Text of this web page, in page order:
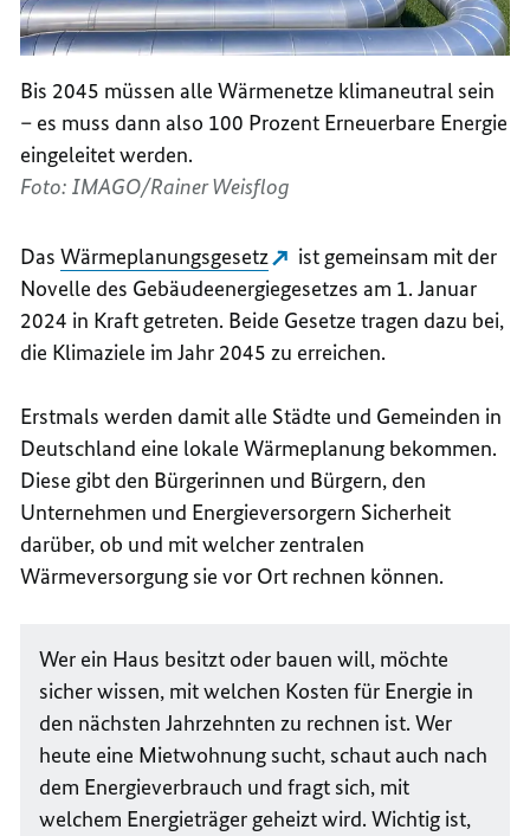
Bis 2045 müssen alle Wärmenetze klimaneutral sein
– es muss dann also 100 Prozent Erneuerbare Energie
eingeleitet werden.
Foto: IMAGO/Rainer Weisflog
DasWärmeplanungsgesetz
ist gemeinsam mit der
Novelle des Gebäudeenergiegesetzes am 1. Januar
2024 in Kraft getreten. Beide Gesetze tragen dazu bei,
die Klimaziele im Jahr 2045 zu erreichen.
Erstmals werden damit alle Städte und Gemeinden in
Deutschland eine lokale Wärmeplanung bekommen.
Diese gibt den Bürgerinnen und Bürgern, den
Unternehmen und Energieversorgern Sicherheit
darüber, ob und mit welcher zentralen
Wärmeversorgung sie vor Ort rechnen können.
Wer ein Haus besitzt oder bauen will, möchte
sicher wissen, mit welchen Kosten für Energie in
den nächsten Jahrzehnten zu rechnen ist. Wer
heute eine Mietwohnung sucht, schaut auch nach
dem Energieverbrauch und fragt sich, mit
welchem Energieträger geheizt wird. Wichtig ist,